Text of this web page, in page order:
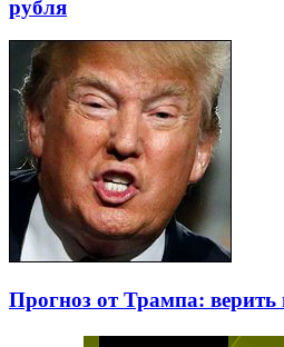
рубля
Прогноз от Трампа: верить